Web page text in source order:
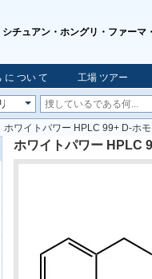
シチュアン・ホングリ・ファーマ
に つい て 工場 ツアー
ホワイトパワー HPLC 99+ D-ホ
ホワイトパワー HPLC